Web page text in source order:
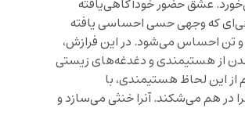
عشق حضور خودآگاهی‌یافته
که وجهی حسی احساسی یافته
تن احساس می‌شود. در این فرازش،
از هستیمندی و دغدغه‌های زیستی
از این لحاظ هستیمندی، با
در هم می‌شکند. آنرا خنثی می‌سازد و